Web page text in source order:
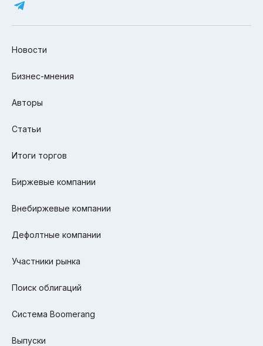
Новости
Бизнес-мнения
Авторы
Статьи
Итоги торгов
Биржевые компании
Внебиржевые компании
Дефолтные компании
Участники рынка
Поиск облигаций
Система Boomerang
Выпуски